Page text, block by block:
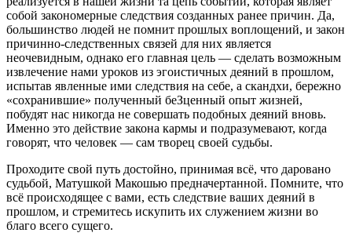
собой закономерные следствия созданных ранее причин. Да,
большинство людей не помнит прошлых воплощений, и закон
причинно-следственных связей для них является
неочевидным, однако его главная цель — сделать возможным
извлечение нами уроков из эгоистичных деяний в прошлом,
испытав явленные ими следствия на себе, а скандхи, бережно
«сохранившие» полученный беЗценный опыт жизней,
побудят нас никогда не совершать подобных деяний вновь.
Именно это действие закона кармы и подразумевают, когда
говорят, что человек — сам творец своей судьбы.
Проходите свой путь достойно, принимая всё, что даровано
судьбой, Матушкой Макошью предначертанной. Помните, что
всё происходящее с вами, есть следствие ваших деяний в
прошлом, и стремитесь искупить их служением жизни во
благо всего сущего.